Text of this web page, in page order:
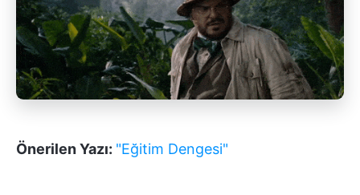
Önerilen Yazı: "Eğitim Dengesi"